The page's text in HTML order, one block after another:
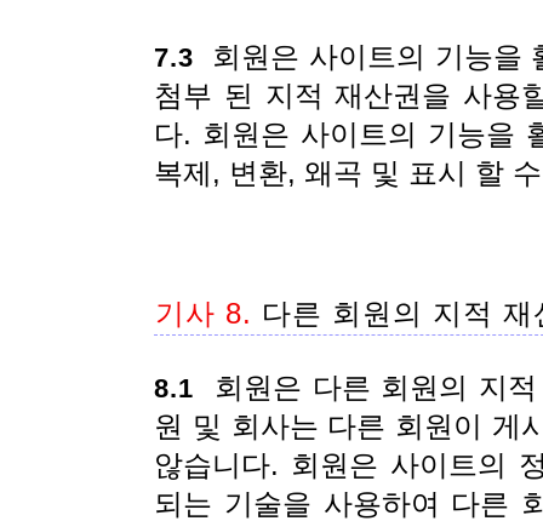
7.3 회원은 사이트의 기능을
첨부 된 지적 재산권을 사용
다. 회원은 사이트의 기능을
복제, 변환, 왜곡 및 표시 할
기사 8. 다른 회원의 지적 재
8.1 회원은 다른 회원의 지
원 및 회사는 다른 회원이 게
않습니다. 회원은 사이트의
되는 기술을 사용하여 다른